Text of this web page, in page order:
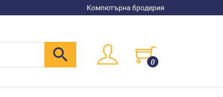
Компютърна бродерия
0